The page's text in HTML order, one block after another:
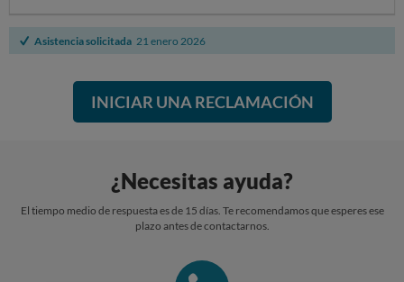
Asistencia solicitada 21 enero 2026
INICIAR UNA RECLAMACIÓN
¿Necesitas ayuda?
El tiempo medio de respuesta es de 15 días. Te recomendamos que esperes ese
plazo antes de contactarnos.